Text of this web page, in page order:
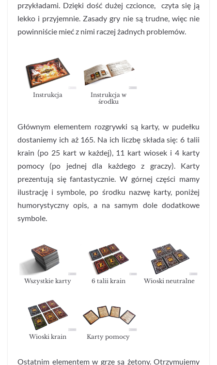
przykładami. Dzięki dość dużej czcionce, czyta się ją
lekko i przyjemnie. Zasady gry nie są trudne, więc nie
powinniście mieć z nimi raczej żadnych problemów.
Instrukcja
Instrukcja w
środku
Głównym elementem rozgrywki są karty, w pudełku
dostaniemy ich aż 165. Na ich liczbę składa się: 6 talii
krain (po 25 kart w każdej), 11 kart wiosek i 4 karty
pomocy (po jednej dla każdego z graczy). Karty
prezentują się fantastycznie. W górnej części mamy
ilustrację i symbole, po środku nazwę karty, poniżej
humorystyczny opis, a na samym dole dodatkowe
symbole.
Wszystkie karty 6 talii krain Wioski neutralne
Wioski krain Karty pomocy
Ostatnim elementem w grze są żetony. Otrzymujemy